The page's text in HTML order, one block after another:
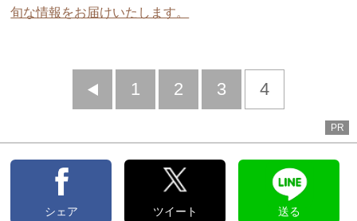
旬な情報をお届けいたします。
前
1 2 3 4
PR
シェア ツイート 送る